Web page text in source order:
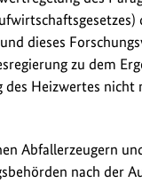
dieses
zu dem
des Heizwertes nicht
Abfallerzeugern
nach der